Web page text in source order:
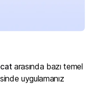
arasında bazı temel
uygulamanız